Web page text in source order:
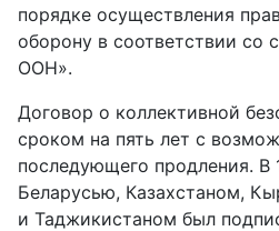
порядке осуществления
оборону в соответствии со
ООН».
Договор о коллективной
сроком на пять лет с
последующего продления. В
Беларусью, Казахстаном,
и Таджикистаном был